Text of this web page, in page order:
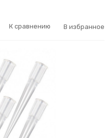
К сравнению В избранное